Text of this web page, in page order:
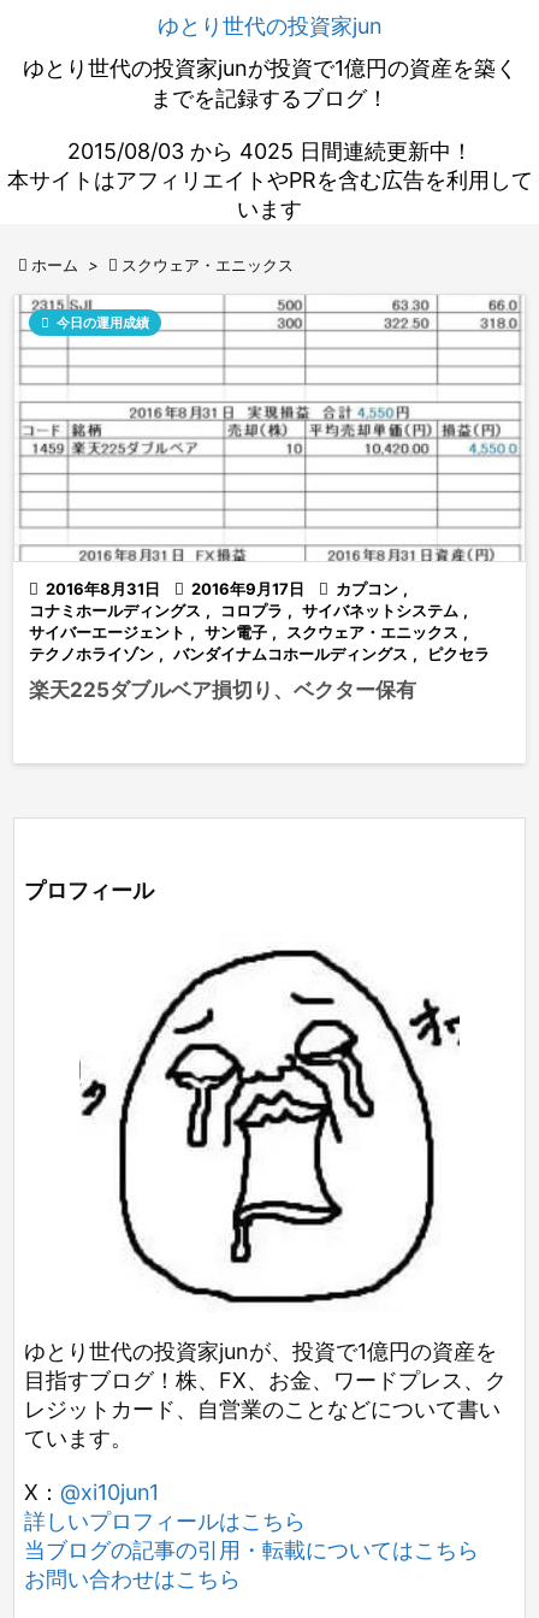
ゆとり世代の投資家jun
ゆとり世代の投資家junが投資で1億円の資産を築く
までを記録するブログ！
2015/08/03 から 4025 日間連続更新中！
本サイトはアフィリエイトやPRを含む広告を利用して
います
 ホーム >  スクウェア・エニックス
 2016年8月31日  2016年9月17日
 今日の運用成績
 カプコン ,
コナミホールディングス , コロプラ , サイバネットシステム ,
サイバーエージェント , サン電子 , スクウェア・エニックス ,
テクノホライゾン , バンダイナムコホールディングス , ピクセラ
楽天225ダブルベア損切り、ベクター保有
プロフィール
ゆとり世代の投資家junが、投資で1億円の資産を
目指すブログ！株、FX、お金、ワードプレス、ク
レジットカード、自営業のことなどについて書い
ています。
X： @xi10jun1
詳しいプロフィールはこちら
当ブログの記事の引用・転載についてはこちら
お問い合わせはこちら